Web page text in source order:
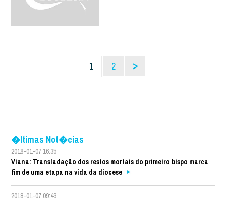
1 2 >
�ltimas Not�cias
2018-01-07 16:35
Viana: Transladação dos restos mortais do primeiro bispo marca
fim de uma etapa na vida da diocese
2018-01-07 09:43